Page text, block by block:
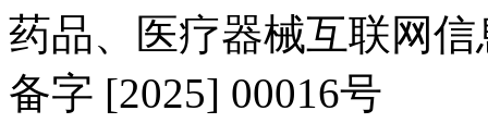
药品、医疗器械互联网
备字 [2025] 00016号